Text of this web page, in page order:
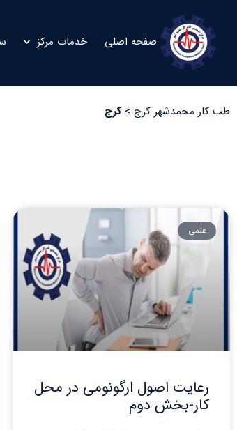
صفحه اصلی خدمات مرکز
طب کار محمدشهر کرج >کرج
علمی
رعایت اصول ارگونومی در محل
کار-بخش دوم